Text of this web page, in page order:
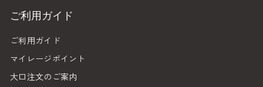
ご利用ガイド
ご利用ガイド
マイレージポイント
大口注文のご案内